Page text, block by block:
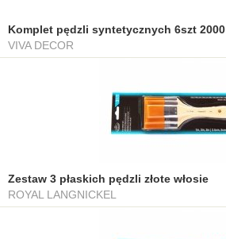
Komplet pędzli syntetycznych 6szt 2000
VIVA DECOR
Zestaw 3 płaskich pędzli złote włosie
ROYAL LANGNICKEL